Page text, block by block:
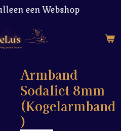
een Webshop
Armband
Sodaliet 8mm
(Kogelarmband
)